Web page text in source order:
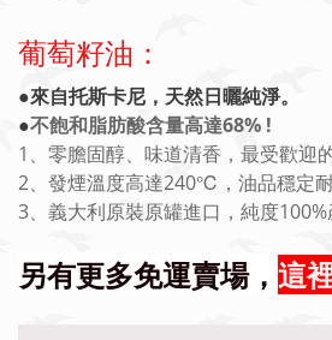
葡萄籽油：
●來自托斯卡尼，天然日曬純淨。
●不飽和脂肪酸含量高達68% !
1、 零膽固醇、味道清香， 最受歡迎
2、發煙溫度高達240℃，油品穩定耐
3、義大利原裝原罐進口，純度100%
另有更多免運賣場， 這